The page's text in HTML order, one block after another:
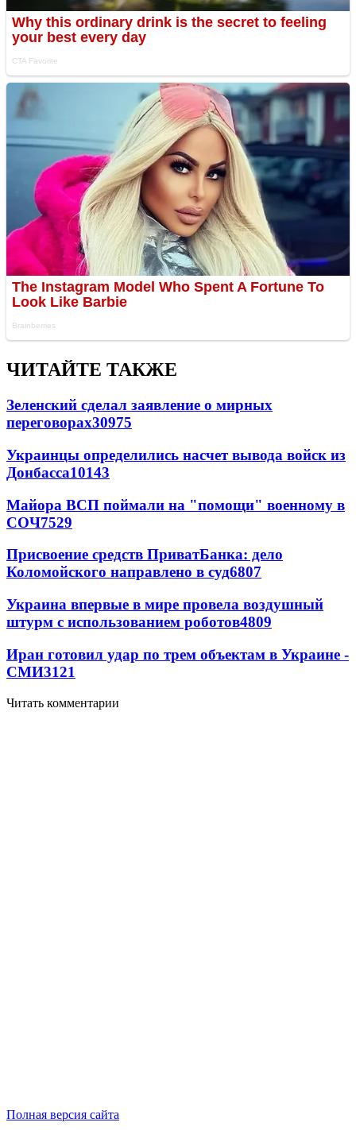
ЧИТАЙТЕ ТАКЖЕ
Зеленский сделал заявление о мирных
переговорах30975
Украинцы определились насчет вывода войск из
Донбасса10143
Майора ВСП поймали на "помощи" военному в
СОЧ7529
Присвоение средств ПриватБанка: дело
Коломойского направлено в суд6807
Украина впервые в мире провела воздушный
штурм с использованием роботов4809
Иран готовил удар по трем объектам в Украине -
СМИ3121
Читать комментарии
Полная версия сайта